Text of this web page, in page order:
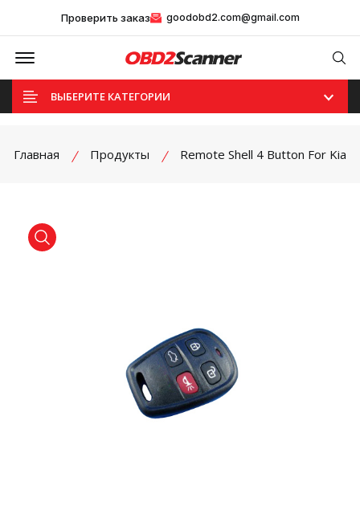
Проверить заказ goodobd2.com@gmail.com
Offcanvas Menu Open
ВЫБЕРИТЕ КАТЕГОРИИ
Главная Продукты Remote Shell 4 Button For Kia
product view